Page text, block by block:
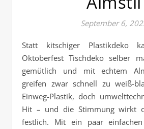
September 6,
Statt kitschiger Plastikdeko kannst du deine
Oktoberfest Tischdeko selber
gemütlich und mit echtem
greifen zwar schnell zu weiß-
Einweg-Plastik, doch
Hit – und die Stimmung wirkt
festlich. Mit ein paar einfachen